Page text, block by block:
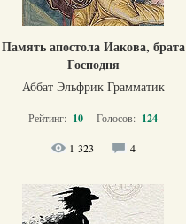
Память апостола Иакова, брата
Господня
Аббат Эльфрик Грамматик
Рейтинг: 10 Голосов: 124
1 323 4